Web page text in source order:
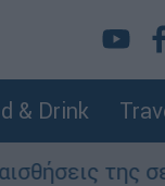
& Drink
της σε